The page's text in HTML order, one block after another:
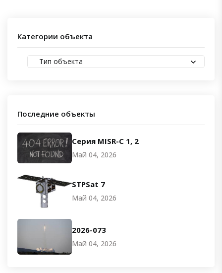
Категории объекта
Тип объекта
Последние объекты
Серия MISR-C 1, 2
Май 04, 2026
STPSat 7
Май 04, 2026
2026-073
Май 04, 2026